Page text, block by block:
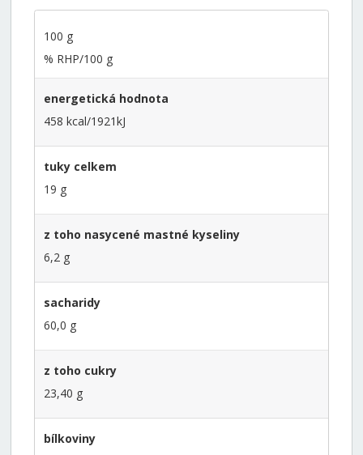
100 g
% RHP/100 g
energetická hodnota
458 kcal/1921kJ
tuky celkem
19 g
z toho nasycené mastné kyseliny
6,2 g
sacharidy
60,0 g
z toho cukry
23,40 g
bílkoviny